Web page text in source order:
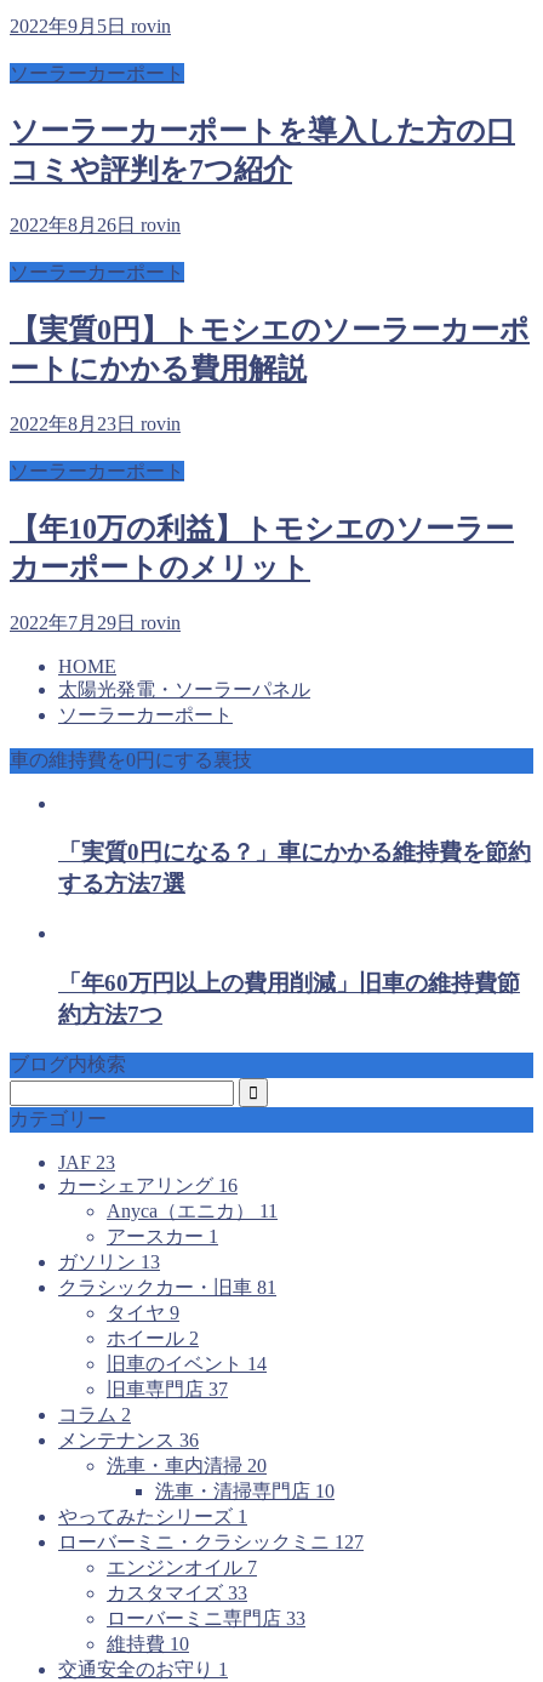
2022年9月5日 rovin
ソーラーカーポート
ソーラーカーポートを導入した方の口
コミや評判を7つ紹介
2022年8月26日 rovin
ソーラーカーポート
【実質0円】トモシエのソーラーカーポ
ートにかかる費用解説
2022年8月23日 rovin
ソーラーカーポート
【年10万の利益】トモシエのソーラー
カーポートのメリット
2022年7月29日 rovin
HOME
太陽光発電・ソーラーパネル
ソーラーカーポート
車の維持費を0円にする裏技
「実質0円になる？」車にかかる維持費を節約
する方法7選
「年60万円以上の費用削減」旧車の維持費節
約方法7つ
ブログ内検索
カテゴリー
JAF 23
カーシェアリング 16
Anyca（エニカ） 11
アースカー 1
ガソリン 13
クラシックカー・旧車 81
タイヤ 9
ホイール 2
旧車のイベント 14
旧車専門店 37
コラム 2
メンテナンス 36
洗車・車内清掃 20
洗車・清掃専門店 10
やってみたシリーズ 1
ローバーミニ・クラシックミニ 127
エンジンオイル 7
カスタマイズ 33
ローバーミニ専門店 33
維持費 10
交通安全のお守り 1